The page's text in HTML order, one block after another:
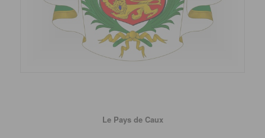
Le Pays de Caux